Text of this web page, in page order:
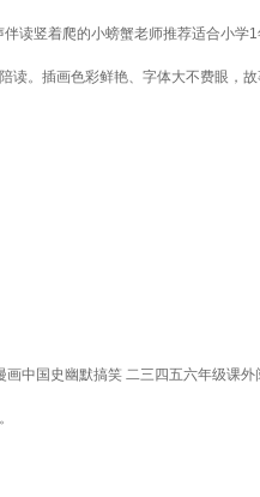
读竖着爬的小螃蟹老师推荐适合小
。插画色彩鲜艳、字体大不费眼
中国史幽默搞笑 二三四五六年级课